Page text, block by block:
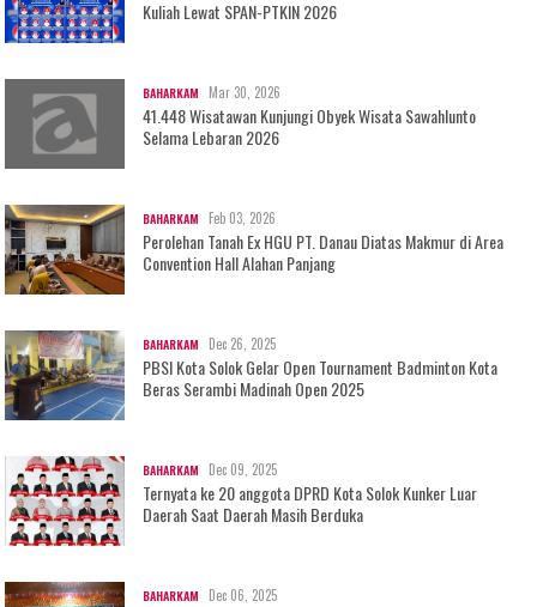
Kuliah Lewat SPAN-PTKIN 2026
BAHARKAM Mar 30, 2026
41.448 Wisatawan Kunjungi Obyek Wisata Sawahlunto
Selama Lebaran 2026
BAHARKAM Feb 03, 2026
Perolehan Tanah Ex HGU PT. Danau Diatas Makmur di Area
Convention Hall Alahan Panjang
BAHARKAM Dec 26, 2025
PBSI Kota Solok Gelar Open Tournament Badminton Kota
Beras Serambi Madinah Open 2025
BAHARKAM Dec 09, 2025
Ternyata ke 20 anggota DPRD Kota Solok Kunker Luar
Daerah Saat Daerah Masih Berduka
BAHARKAM Dec 06, 2025